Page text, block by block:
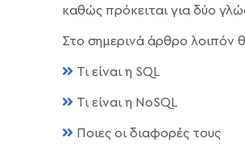
καθώς πρόκειται για δύο
Στο σημερινά άρθρο λοιπόν
Τι είναι η SQL
Τι είναι η NoSQL
Ποιες οι διαφορές τους